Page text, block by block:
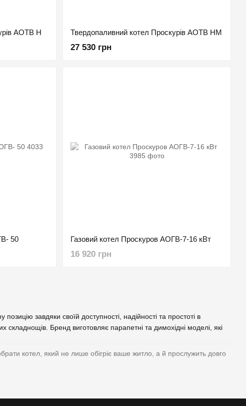
позицію завдяки своїй доступності, надійності та простоті в
складнощів. Бренд виготовляє парапетні та димохідні моделі, які
котел, який не лише обігріє ваше житло, а й прослужить довго
Найпопулярніші моделі:
АОТВ Н Твердопаливний котел Проскурів АОТВ НМ
27 530 грн
50 Газовий котел Проскуров АОГВ-7-16 кВт
16 920 грн